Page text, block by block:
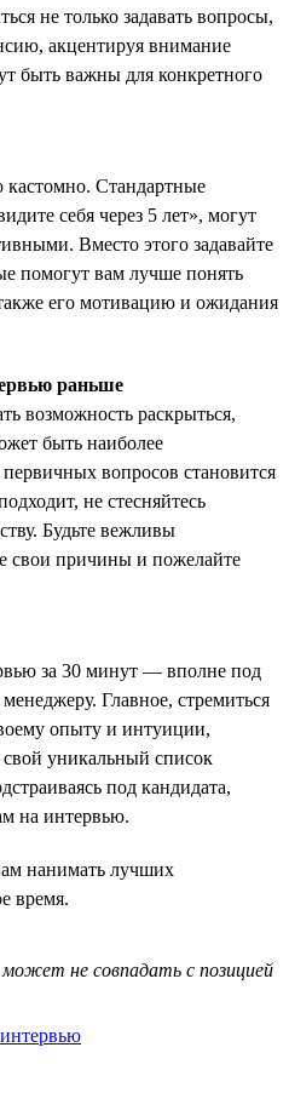
не только задавать вопросы,
акцентируя внимание
быть важны для конкретного
кастомно. Стандартные
себя через 5 лет», могут
Вместо этого задавайте
помогут вам лучше понять
его мотивацию и ожидания
раньше
возможность раскрыться,
быть наиболее
вопросов становится
не стесняйтесь
Будьте вежливы
свои причины и пожелайте
за 30 минут — вполне под
Главное, стремиться
опыту и интуиции,
уникальный список
под кандидата,
на интервью.
нанимать лучших
время.
не совпадать с позицией